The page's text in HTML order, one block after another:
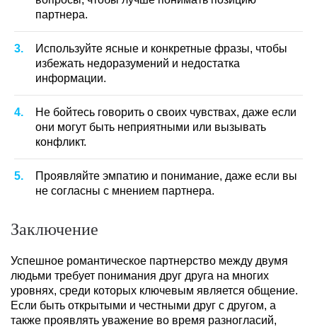
партнера.
Используйте ясные и конкретные фразы, чтобы
избежать недоразумений и недостатка
информации.
Не бойтесь говорить о своих чувствах, даже если
они могут быть неприятными или вызывать
конфликт.
Проявляйте эмпатию и понимание, даже если вы
не согласны с мнением партнера.
Заключение
Успешное романтическое партнерство между двумя
людьми требует понимания друг друга на многих
уровнях, среди которых ключевым является общение.
Если быть открытыми и честными друг с другом, а
также проявлять уважение во время разногласий,